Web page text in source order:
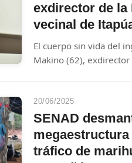
exdirector de la
vecinal de
El cuerpo sin vida del
Makino (62),
San Pedro del Paraná,
desde el 7 de febrero,
el cuello. Dos
presuntos autores del
20/06/2025
SENAD
tráfico de